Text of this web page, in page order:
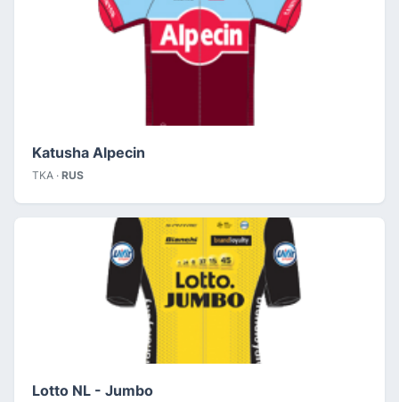
Katusha Alpecin
TKA · RUS
Lotto NL - Jumbo